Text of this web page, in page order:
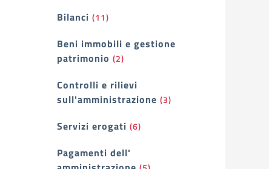
Bilanci (11)
Beni immobili e gestione
patrimonio (2)
Controlli e rilievi
sull'amministrazione (3)
Servizi erogati (6)
Pagamenti dell'